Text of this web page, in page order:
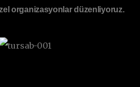
organizasyonlar düzenliyoruz.